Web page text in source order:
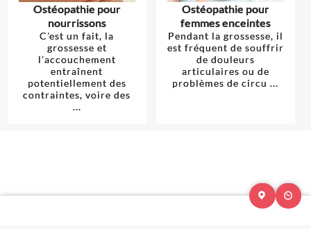
Ostéopathie pour
nourrissons
C'est un fait, la
grossesse et
l'accouchement
entraînent
potentiellement des
contraintes, voire des
...
Ostéopathie pour
femmes enceintes
Pendant la grossesse, il
est fréquent de souffrir
de douleurs
articulaires ou de
problèmes de circu ...